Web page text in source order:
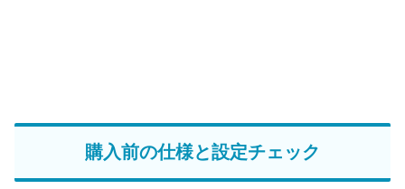
購入前の仕様と設定チェック